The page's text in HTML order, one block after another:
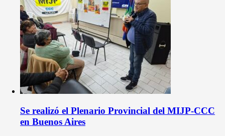
Se realizó el Plenario Provincial del MIJP-CCC
en Buenos Aires